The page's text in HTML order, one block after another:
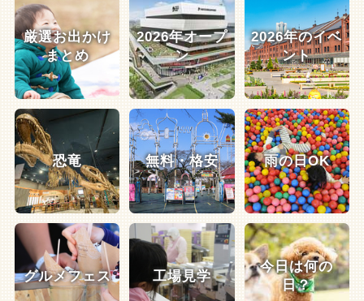
厳選お出かけ
まとめ
2026年オープ
ン
2026年のイベ
ント
恐竜 無料・格安 雨の日OK
グルメフェス 工場見学
今日は何の
日？